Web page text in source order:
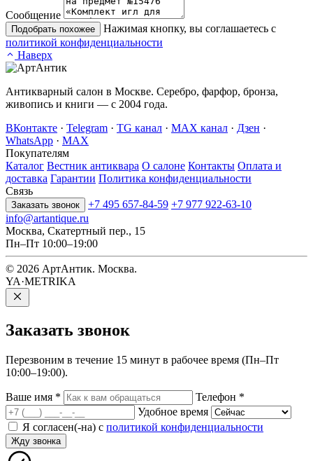
Сообщение
Подобрать похожее
Нажимая кнопку, вы соглашаетесь с
политикой конфиденциальности
Наверх
Антикварный салон в Москве. Серебро, фарфор, бронза,
живопись и книги — с 2004 года.
ВКонтакте · Telegram · TG канал · MAX канал · Дзен ·
WhatsApp · MAX
Покупателям
Каталог Вестник антиквара О салоне Контакты Оплата и
доставка Гарантии Политика конфиденциальности
Связь
Заказать звонок +7 495 657-84-59 +7 977 922-63-10
info@artantique.ru
Москва, Скатертный пер., 15
Пн–Пт 10:00–19:00
© 2026 АртАнтик. Москва.
YA·METRIKA
Заказать звонок
Перезвоним в течение 15 минут в рабочее время (Пн–Пт
10:00–19:00).
Ваше имя * Телефон *
Удобное время
Я согласен(-на) с политикой конфиденциальности
Жду звонка